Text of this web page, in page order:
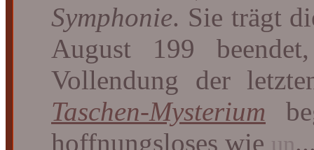
Symphonie. Sie trägt
August 199
Vollendung der
Taschen-Mysterium
hoffnungsloses wie un